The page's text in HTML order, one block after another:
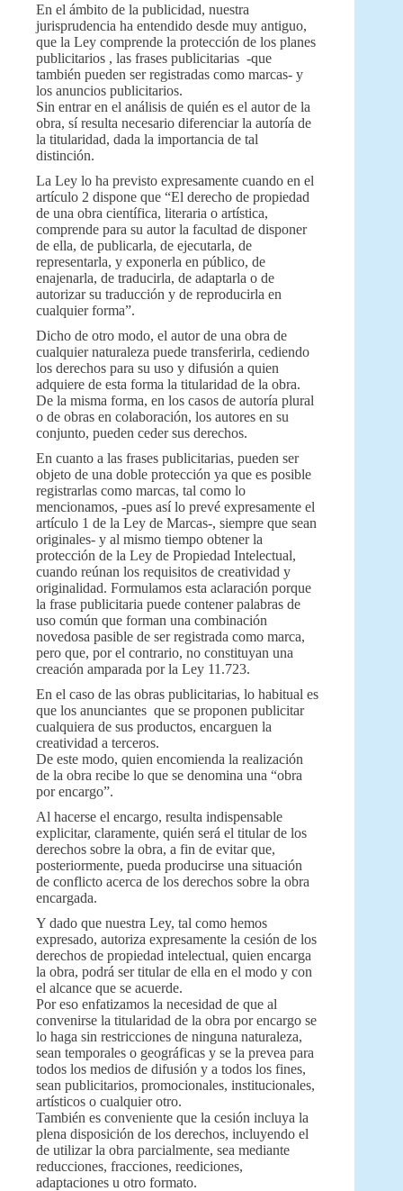
En el ámbito de la publicidad, nuestra
jurisprudencia ha entendido desde muy antiguo,
que la Ley comprende la protección de los planes
publicitarios , las frases publicitarias -que
también pueden ser registradas como marcas- y
los anuncios publicitarios.
Sin entrar en el análisis de quién es el autor de la
obra, sí resulta necesario diferenciar la autoría de
la titularidad, dada la importancia de tal
distinción.
La Ley lo ha previsto expresamente cuando en el
artículo 2 dispone que “El derecho de propiedad
de una obra científica, literaria o artística,
comprende para su autor la facultad de disponer
de ella, de publicarla, de ejecutarla, de
representarla, y exponerla en público, de
enajenarla, de traducirla, de adaptarla o de
autorizar su traducción y de reproducirla en
cualquier forma”.
Dicho de otro modo, el autor de una obra de
cualquier naturaleza puede transferirla, cediendo
los derechos para su uso y difusión a quien
adquiere de esta forma la titularidad de la obra.
De la misma forma, en los casos de autoría plural
o de obras en colaboración, los autores en su
conjunto, pueden ceder sus derechos.
En cuanto a las frases publicitarias, pueden ser
objeto de una doble protección ya que es posible
registrarlas como marcas, tal como lo
mencionamos, -pues así lo prevé expresamente el
artículo 1 de la Ley de Marcas-, siempre que sean
originales- y al mismo tiempo obtener la
protección de la Ley de Propiedad Intelectual,
cuando reúnan los requisitos de creatividad y
originalidad. Formulamos esta aclaración porque
la frase publicitaria puede contener palabras de
uso común que forman una combinación
novedosa pasible de ser registrada como marca,
pero que, por el contrario, no constituyan una
creación amparada por la Ley 11.723.
En el caso de las obras publicitarias, lo habitual es
que los anunciantes que se proponen publicitar
cualquiera de sus productos, encarguen la
creatividad a terceros.
De este modo, quien encomienda la realización
de la obra recibe lo que se denomina una “obra
por encargo”.
Al hacerse el encargo, resulta indispensable
explicitar, claramente, quién será el titular de los
derechos sobre la obra, a fin de evitar que,
posteriormente, pueda producirse una situación
de conflicto acerca de los derechos sobre la obra
encargada.
Y dado que nuestra Ley, tal como hemos
expresado, autoriza expresamente la cesión de los
derechos de propiedad intelectual, quien encarga
la obra, podrá ser titular de ella en el modo y con
el alcance que se acuerde.
Por eso enfatizamos la necesidad de que al
convenirse la titularidad de la obra por encargo se
lo haga sin restricciones de ninguna naturaleza,
sean temporales o geográficas y se la prevea para
todos los medios de difusión y a todos los fines,
sean publicitarios, promocionales, institucionales,
artísticos o cualquier otro.
También es conveniente que la cesión incluya la
plena disposición de los derechos, incluyendo el
de utilizar la obra parcialmente, sea mediante
reducciones, fracciones, reediciones,
adaptaciones u otro formato.